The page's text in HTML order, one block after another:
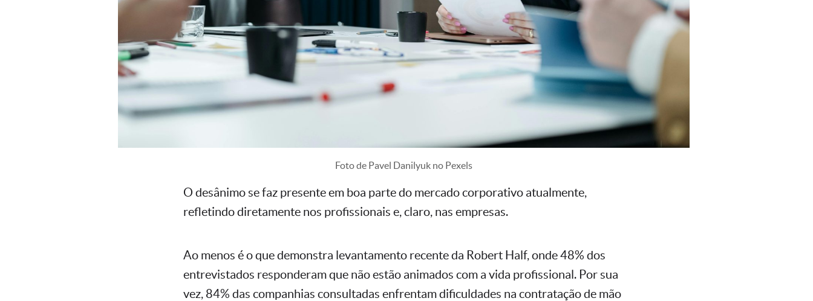
Foto de Pavel Danilyuk no Pexels
O desânimo se faz presente em boa parte do mercado corporativo atualmente,
refletindo diretamente nos profissionais e, claro, nas empresas.
Ao menos é o que demonstra levantamento recente da Robert Half, onde 48% dos
entrevistados responderam que não estão animados com a vida profissional. Por sua
vez, 84% das companhias consultadas enfrentam dificuldades na contratação de mão